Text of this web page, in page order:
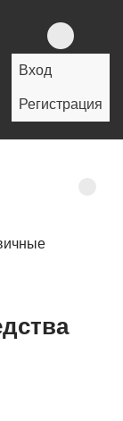
Вход
Регистрация